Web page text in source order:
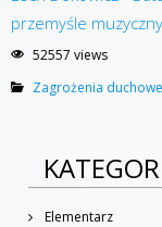
przemyśle
52557 views
Zagrożenia duchowe
Elementarz